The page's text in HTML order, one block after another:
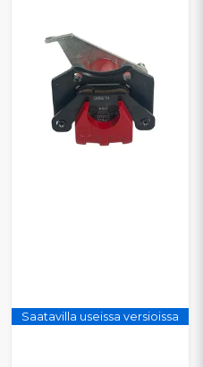
Saatavilla useissa versioissa